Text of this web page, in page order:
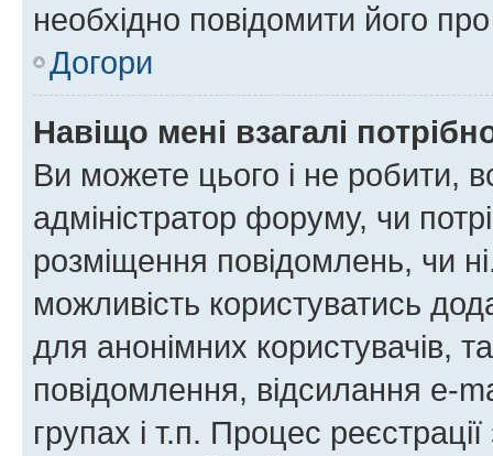
необхідно повідомити його
Догори
Навіщо мені взагалі
Ви можете цього і не робити,
адміністратор форуму, чи
розміщення повідомлень, чи
можливість користуватись
для анонімних користувачів,
повідомлення, відсилання e-
групах і т.п. Процес